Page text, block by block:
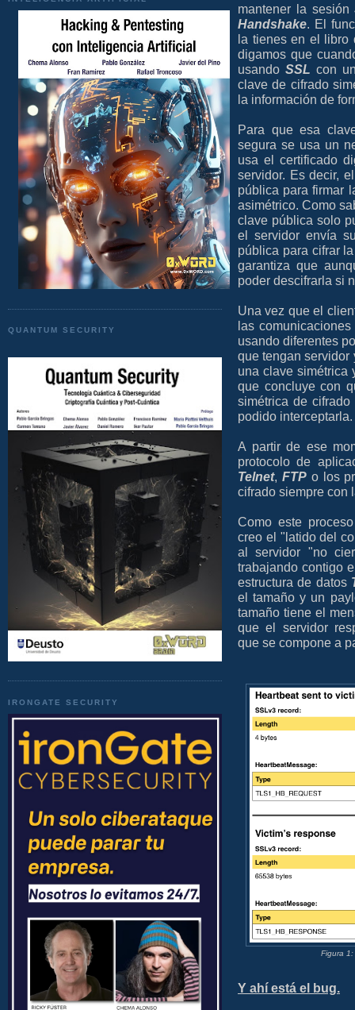
QUANTUM SECURITY
IRONGATE SECURITY
mantener la sesión
Handshake. El
la tienes en el
digamos que
usando SSL con
clave de cifrado
la información de
Para que esa
segura se usa un
usa el certificado
servidor. Es decir,
pública para firmar
asimétrico. Como
clave pública solo
el servidor envía
pública para cifrar
garantiza que
poder descifrarla si
Una vez que el
las
usando diferentes
que tengan servidor
una clave simétrica
que concluye con
simétrica de
podido interceptarla.
A partir de ese
protocolo de
Telnet, FTPo los
cifrado siempre con
Como este
creo el "latido del
al servidor "no
trabajando contigo
estructura de datos
el tamaño y un
tamaño tiene el
que el servidor
que se compone a
Figura
Y ahí está el bug.